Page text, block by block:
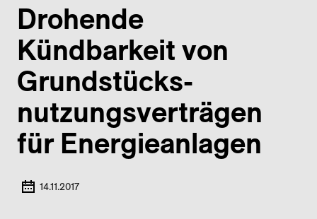
Drohende
Kündbarkeit von
Grund­stücks­
nutzungs­verträgen
für Energie­anlagen
14.11.2017